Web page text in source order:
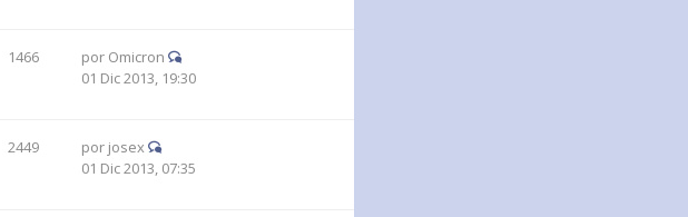
1466 por Omicron
01 Dic 2013, 19:30
2449 por josex
01 Dic 2013, 07:35